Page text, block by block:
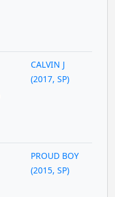
CALVIN J
(2017, SP)
PROUD BOY
(2015, SP)